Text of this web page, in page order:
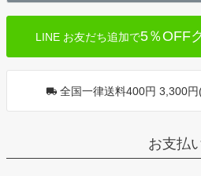
LINE お友だち追加で5％OFF
全国一律送料400円 3,300
お支払